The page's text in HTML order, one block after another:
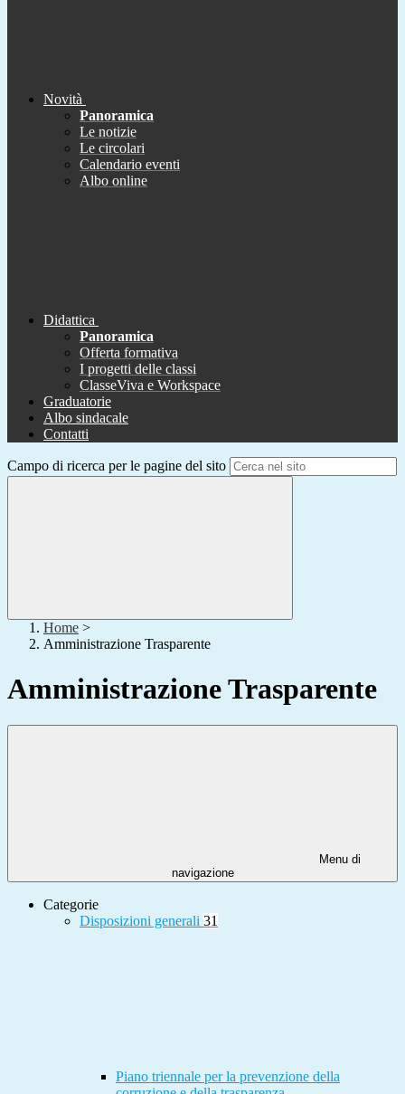
Novità
Panoramica
Le notizie
Le circolari
Calendario eventi
Albo online
Didattica
Panoramica
Offerta formativa
I progetti delle classi
ClasseViva e Workspace
Graduatorie
Albo sindacale
Contatti
Campo di ricerca per le pagine del sito
Home >
Amministrazione Trasparente
Amministrazione Trasparente
Menu di
navigazione
Categorie
Disposizioni generali 31
Piano triennale per la prevenzione della